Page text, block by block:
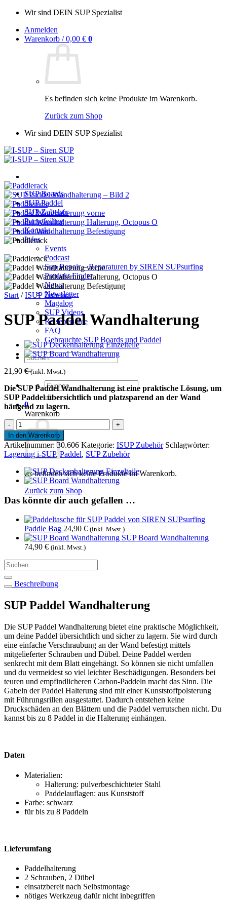
Zum
springen
Wir sind DEIN SUP Spezialist
Anmelden
Warenkorb /0,00 € 0
Es befinden sich keine Produkte im Warenkorb.
Zurück zum Shop
Wir sind DEIN SUP Spezialist
SUP Boards
SUP Paddel
SUP Zubehör
Pumpfoiling
Kontakt
Infos
Events
Podcast
Sup Repair – Reparaturen by SIREN SUPsurfing
Produkt Finder
News
Newsletter
Magalog
SUP Videos
Reiseberichte
FAQ
Gebrauchte SUP Boards und Paddel
Suchen
nach:
Suchen
nach:
0
Warenkorb
Es befinden sich keine Produkte im Warenkorb.
Zurück zum Shop
Start / ISUP Zubehör
SUP Paddel Wandhalterung
21,90 € (inkl. Mwst.)
Die SUP Paddel Wandhalterung ist eine praktische Lösung, um
SUP Paddel übersichtlich und platzsparend an der Wand
hängend zu lagern.
SUP
Paddel
Wandhalterung
Menge
In den Warenkorb
Artikelnummer: 30.606 Kategorie: ISUP Zubehör Schlagwörter:
Lagerung i-SUP, Paddel, SUP Zubehör
Das könnte dir auch gefallen …
Paddle Bag 24,90 € (inkl. Mwst.)
SUP Board Wandhalterung
74,90 € (inkl. Mwst.)
Suchen
nach:
Beschreibung
SUP Paddel Wandhalterung
Die SUP Paddel Wandhalterung bietet eine praktische Möglichkeit,
um deine Paddel übersichtlich und sicher zu lagern. Sie wird durch
eine einfache Verschraubung an der Wand befestigt mittels
mitgelieferter Schrauben und Dübel. Deine Paddel werden
senkrecht mit dem Blatt eingehängt. So können sie nicht umfallen
und du vermeidest so viel leichter Beschädigungen. Besonders bei
teuren und empfindlicheren Carbon-Paddeln macht das Sinn. Die
Gabeln der Paddel Halterung sind mit einer Kunststoffpolsterung
mit Führungsrillen ausgestattet. Dadurch entstehen keine
Druckschäden an den Blättern und die Paddel verrutschen nicht. Du
kannst bis zu 8 Paddel in die Halterung einhängen.
Daten
Materialien:
Halterung: pulverbeschichteter Stahl
Paddelauflagen: aus Kunststoff
Farbe: schwarz
für bis zu 8 Paddeln
Lieferumfang
Paddelhalterung
2 Schrauben, 2 Dübel
einsatzbereit nach Selbstmontage
nötiges Werkzeug dafür nicht inbegriffen